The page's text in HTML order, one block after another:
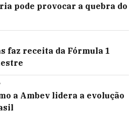
pode provocar a quebra do
faz receita da Fórmula 1
a Ambev lidera a evolução